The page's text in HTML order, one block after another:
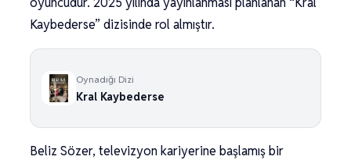
Kaybederse” dizisinde rol almıştır.
Oynadığı Dizi
Kral Kaybederse
Beliz Sözer, televizyon kariyerine başlamış bir